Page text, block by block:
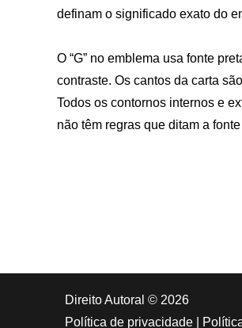
definam o significado exato do
O “G” no emblema usa fonte
contraste. Os cantos da carta
Todos os contornos internos e
não têm regras que ditam a
Direito Autoral © 2026
Política de privacidade